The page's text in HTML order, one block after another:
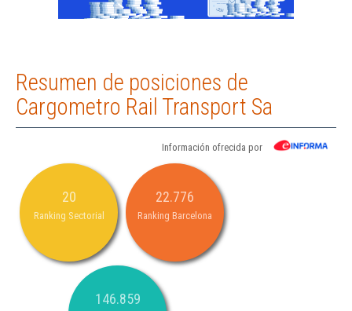
Resumen de posiciones de
Cargometro Rail Transport Sa
Información ofrecida por
20
Ranking Sectorial
22.776
Ranking Barcelona
146.859